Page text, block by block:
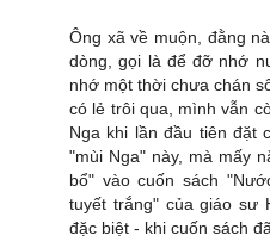
Ông xã về muộn, đằng
dòng, gọi là để đỡ nhớ
nhớ một thời chưa chán
có lẻ trôi qua, mình vẫn
Nga khi lần đầu tiên đặt
"mùi Nga" này, mà mấy
bổ" vào cuốn sách
tuyết trắng" của giáo sư
đặc biệt - khi cuốn sách